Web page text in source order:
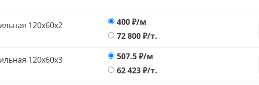
120х60х2 400₽/м
72 800₽/т.
120х60х3 507.5₽/м
62 423₽/т.